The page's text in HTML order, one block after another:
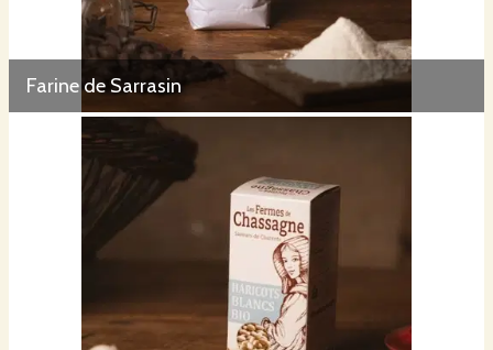
Farine de Sarrasin